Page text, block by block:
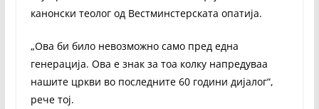
канонски теолог од Вестминстерската опатија.
„Ова би било невозможно само пред една
генерација. Ова е знак за тоа колку напредуваа
нашите цркви во последните 60 години дијалог“,
рече тој.